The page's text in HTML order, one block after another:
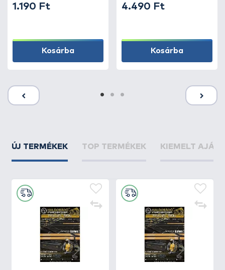
1.190 Ft
Kosárba
4.490 Ft
Kosárba
ÚJ TERMÉKEK TOP TERMÉKEK KIEMELT